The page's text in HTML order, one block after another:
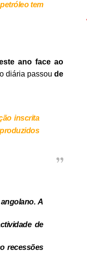
tem
ano face ao
diária passoude
inscrita
produzidos
A
de
recessões